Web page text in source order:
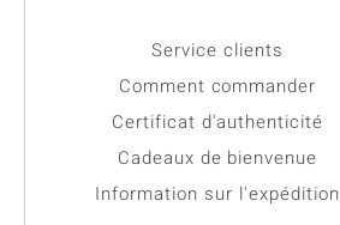
Service clients
Comment commander
Certificat d'authenticité
Cadeaux de bienvenue
Information sur l'expédition